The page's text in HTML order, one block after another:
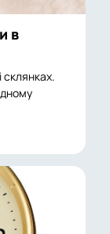
в
склянках.